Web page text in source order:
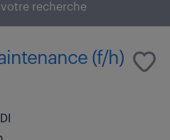
recherche
(f/h)